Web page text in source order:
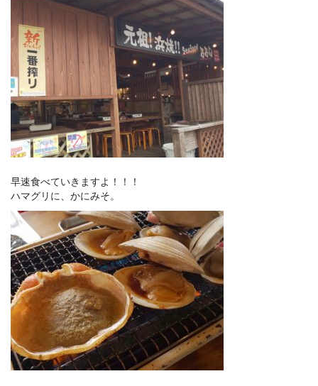
早速食べていきますよ！！！
ハマグリに、かにみそ。